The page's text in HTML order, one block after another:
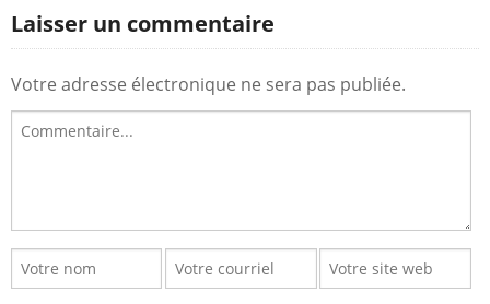
Laisser un commentaire
Votre adresse électronique ne sera pas publiée.